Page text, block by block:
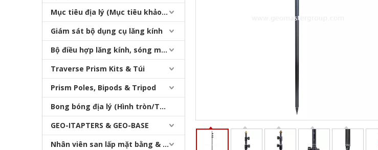
Mục tiêu địa lý (Mục tiêu khảo sát)
Giám sát bộ dụng cụ lăng kính
Bộ điều hợp lăng kính, sóng mang & bộ nhớ
Traverse Prism Kits & Túi
Prism Poles, Bipods & Tripod
Bong bóng địa lý (Hình tròn/Tấm/Thanh)
GEO-ITAPTERS & GEO-BASE
Nhân viên san lấp mặt bằng & Bipod